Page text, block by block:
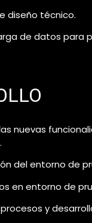
diseño técnico.
de datos para
nuevas
del entorno de
en entorno de
y